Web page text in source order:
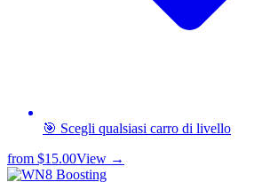
🎯 Scegli qualsiasi carro di livello
from $15.00View →